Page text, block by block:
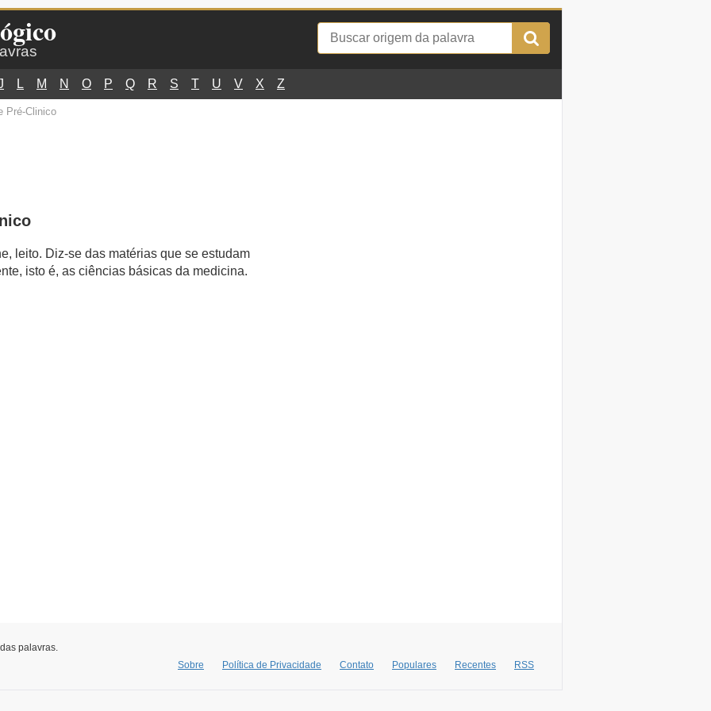
L M N O P Q R S T U V X Z
Pré-Clinico
leito. Diz-se das matérias que se estudam
isto é, as ciências básicas da medicina.
Sobre Política de Privacidade Contato Populares Recentes RSS
palavras.